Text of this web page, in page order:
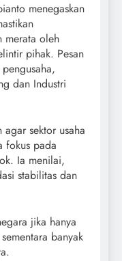
menegaskan
merata oleh
pihak. Pesan
dan Industri
sektor usaha
fokus pada
Ia menilai,
stabilitas dan
jika hanya
banyak